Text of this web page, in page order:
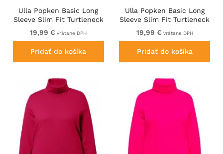
Ulla Popken Basic Long
Sleeve Slim Fit Turtleneck
Off-White
19,99 € vrátane DPH
Pridať do košíka
Ulla Popken Basic Long
Sleeve Slim Fit Turtleneck
Purple
19,99 € vrátane DPH
Pridať do košíka